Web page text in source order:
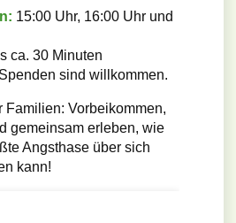
15:00 Uhr, 16:00 Uhr und
ca. 30 Minuten
sind willkommen.
Familien: Vorbeikommen,
gemeinsam erleben, wie
Angsthase über sich
kann!